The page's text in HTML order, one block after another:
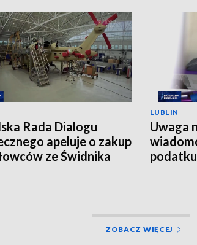
Rada Dialogu
apeluje o zakup
ze Świdnika
LUBLIN
Uwaga
ZOBACZ WIĘCEJ